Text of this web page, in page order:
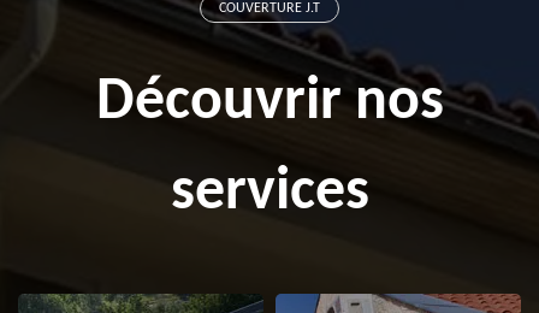
COUVERTURE J.T
Découvrir nos
services